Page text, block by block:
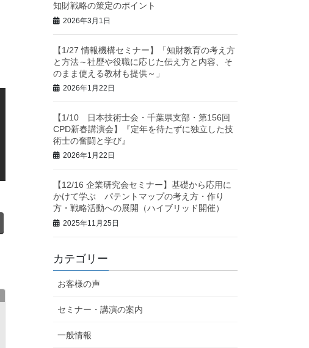
知財戦略の策定のポイント
2026年3月1日
【1/27 情報機構セミナー】「知財教育の考え方
と方法～社歴や役職に応じた伝え方と内容、そ
のまま使える教材も提供～」
2026年1月22日
【1/10 日本技術士会・千葉県支部・第156回
CPD新春講演会】『定年を待たずに独立した技
術士の奮闘と学び』
2026年1月22日
【12/16 企業研究会セミナー】基礎から応用に
かけて学ぶ パテントマップの考え方・作り
方・戦略活動への展開（ハイブリッド開催）
2025年11月25日
カテゴリー
お客様の声
セミナー・講演の案内
一般情報